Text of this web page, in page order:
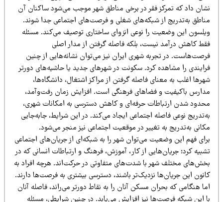
داد که تمرکز فقر در برخی مناطق شهر موجب می‌شود ساکنان آن
به‌تدریج از شبکه‌های شغلی و فرصت‌های اجتماعی جدا شوند.
این وضعیت را نوعی انزوای ساختاری توصیف می‌کند. مسئله
کاهش درآمد نیست، بلکه فاصله گرفتن از مدار اصلی
در تجربه شهری ایران نیز می‌توان نشانه‌هایی از چنین
را مشاهده کرد. سکونت در شهرهای جدید یا حاشیه‌های دورتر
اغلب به معنای فاصله گرفتن از مراکز اشتغال، دانشگاه‌ها،
باکیفیت و فضاهای فرهنگی است. افزایش زمان رفت‌وآمد،
شدن ارتباطات حرفه‌ای و کاهش دسترسی به امکانات شهری،
نوعی فاصله اجتماعی ایجاد می‌کند. در این شرایط، جابه‌جایی
به‌تدریج به تغییر در موقعیت اجتماعی نیز منجر می‌شود.
فهم این وضعیت می‌توان شهر را به شبکه‌ای از جریان‌های اجتماعی
کرد؛ جریان‌هایی از کار، آموزش، فرهنگ و ارتباطات انسانی که در
مختلف شهر با شدت‌های متفاوتی در حرکت‌اند. هرچه افراد به
این جریان‌ها نزدیک‌تر باشند، دسترسی بیشتری به فرصت‌ها دارند.
هنگامی که بحران مسکن آنان را به نقاط دورتر می‌راند، فاصله آنان
این شبکه فرصت‌ها نیز افزایش می‌یابد. در چنین شرایطی، مسئله